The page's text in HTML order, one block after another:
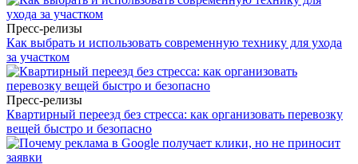
Пресс-релизы
Как выбрать и использовать современную технику для ухода
за участком
Пресс-релизы
Квартирный переезд без стресса: как организовать перевозку
вещей быстро и безопасно